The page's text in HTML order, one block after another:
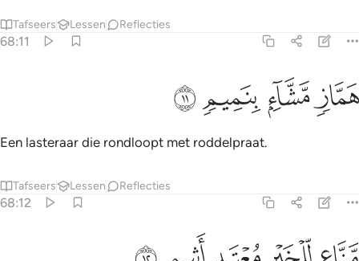
Tafseers Lessen Reflecties
68:11
هماز مشاء بنميم ١١
هَمَّازٍۢ مَّشَّآءٍۭ بِنَمِيمٍۢ ١١
ﲱﲲﲳﲴ
Een lasteraar die rondloopt met roddelpraat.
Tafseers Lessen Reflecties
68:12
مناع للخير معتد اثيم ١٢